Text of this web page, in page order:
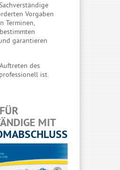
Vorgaben
Terminen,
garantieren
des
ist.
FÜR
MIT